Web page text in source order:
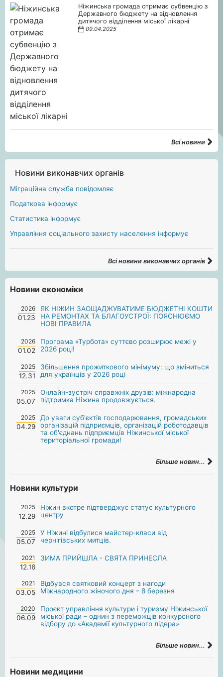
Ніжинська громада отримає субвенцію з
Державного бюджету на відновлення
дитячого відділення міської лікарні
09.04.2025
Всі новини
Новини виконавчих органів
Міграційна служба повідомляє
Податкова інформує
Статистика інформує
Управління соціального захисту населення інформує
Всі новини виконавчих органів
Новини економіки
2026
01.23
ЯК НІЖИН ЗАОЩАДЖУВАТИМЕ БЮДЖЕТНІ КОШТИ
НА РЕМОНТАХ ТА БЛАГОУСТРОЇ: ПОЯСНЮЄМО
НОВІ ПРАВИЛА
2026
01.02
Програма «Турбота» суттєво розширює межі у
2026 році!
2025
12.31
Збільшення прожиткового мінімуму: що зміниться
для українців у 2026 році
2025
05.07
Онлайн-зустріч справжніх друзів: міжнародна
підтримка Ніжина продовжується.
2025
04.29
До уваги суб'єктів господарювання, громадських
організацій підприємців, організацій роботодавців
та об'єднань підприємців Ніжинської міської
територіальної громади!
Більше новин...
Новини культури
2025
12.29
Ніжин вкотре підтверджує статус культурного
центру
2025
05.07
У Ніжині відбулися майстер-класи від
чернігівських митців.
2021
12.16
ЗИМА ПРИЙШЛА - СВЯТА ПРИНЕСЛА
2021
03.05
Відбувся святковий концерт з нагоди
Міжнародного жіночого дня – 8 березня
2020
06.09
Проєкт управління культури і туризму Ніжинської
міської ради – однин з переможців конкурсного
відбору до «Академії культурного лідера»
Більше новин...
Новини медицини